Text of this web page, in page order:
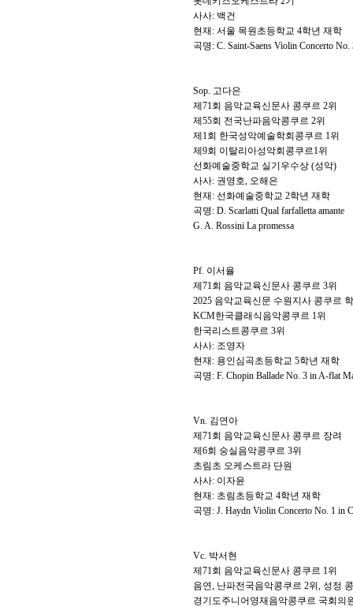
사사: 백건
현재 : 서울 목원초등학교 4학년 재학
곡명: C. Saint-Saens Violin Concerto No.
Sop. 고다은
제 71회 음악교육신문사 콩쿠르 2위
제 55회 전국난파음악콩쿠르 2위
제 1회 한국성악예술학회콩쿠르 1위
제 9회 이탈리아성악회콩쿠르1위
선화예술중학교 실기우수상 (성악)
사사: 권영호, 오해은
현재 : 선화예술중학교 2학년 재학
곡명: D. Scarlatti Qual farfalletta amante
G. A. Rossini La promessa
Pf. 이서율
제 71회 음악교육신문사 콩쿠르 3위
2025 음악교육신문 수원지사 콩쿠르
KCM한국클래식음악콩쿠르 1위
한국리스트콩쿠르 3위
사사: 조영자
현재 : 용인심곡초등학교 5학년 재학
곡명: F. Chopin Ballade No. 3 in A-flat
Vn. 김연아
제 71회 음악교육신문사 콩쿠르 장려
제 6회 숭실음악콩쿠르 3위
초림초 오케스트라 단원
사사: 이자윤
현재 : 초림초등학교 4학년 재학
곡명: J. Haydn Violin Concerto No. 1 in
Vc. 박서현
제 71회 음악교육신문사 콩쿠르 1위
음연, 난파전국음악콩쿠르 2위 , 성정
경기도주니어영재음악콩쿠르 국회의